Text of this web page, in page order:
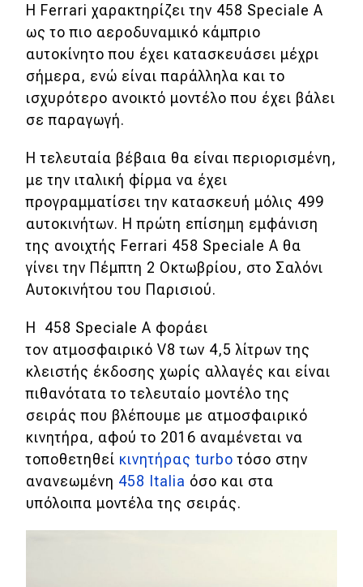
Ασφάλεια
Αγορά
Απόψεις
Δοκιμή
Αποστολή
Συγκρίνουμε
Αγώνες
Formula 1
WRC
Motorsport
Eco
Νέα
Η Ferrari χαρακτηρίζει την 458 Speciale Α
ως το πιο αεροδυναμικό κάμπριο
αυτοκίνητο που έχει κατασκευάσει μέχρι
σήμερα, ενώ είναι παράλληλα και το
ισχυρότερο ανοικτό μοντέλο που έχει βάλει
σε παραγωγή.
Η τελευταία βέβαια θα είναι περιορισμένη,
με την ιταλική φίρμα να έχει
προγραμματίσει την κατασκευή μόλις 499
αυτοκινήτων. Η πρώτη επίσημη εμφάνιση
της ανοιχτής Ferrari 458 Speciale Α θα
γίνει την Πέμπτη 2 Οκτωβρίου, στο Σαλόνι
Αυτοκινήτου του Παρισιού.
Η 458 Speciale Α φοράει
τον ατμοσφαιρικό V8 των 4,5 λίτρων της
κλειστής έκδοσης χωρίς αλλαγές και είναι
πιθανότατα το τελευταίο μοντέλο της
σειράς που βλέπουμε με ατμοσφαιρικό
κινητήρα, αφού το 2016 αναμένεται να
τοποθετηθεί κινητήρας turbo τόσο στην
ανανεωμένη 458 Italia όσο και στα
υπόλοιπα μοντέλα της σειράς.